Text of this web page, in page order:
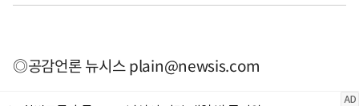
◎공감언론 뉴시스plain@newsis.com